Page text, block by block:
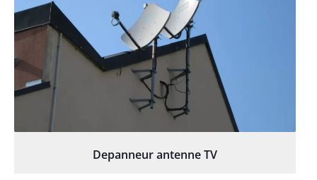
Depanneur antenne TV